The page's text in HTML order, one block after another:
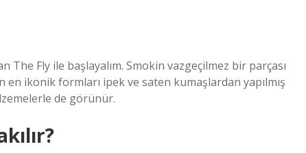
Fly ile başlayalım. Smokin vazgeçilmez bir parçası
ikonik formları ipek ve saten kumaşlardan yapılmış
de görünür.